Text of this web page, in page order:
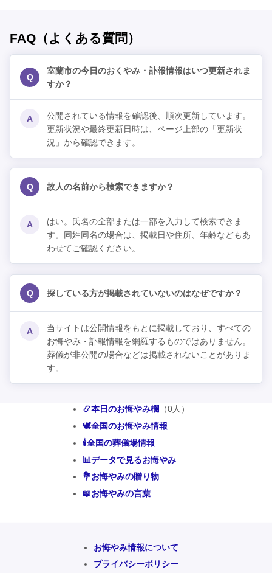
FAQ（よくある質問）
Q
室蘭市の今日のおくやみ・訃報情報はいつ更新されま
すか？
A
公開されている情報を確認後、順次更新しています。
更新状況や最終更新日時は、ページ上部の「更新状
況」から確認できます。
Q 故人の名前から検索できますか？
A
はい。氏名の全部または一部を入力して検索できま
す。同姓同名の場合は、掲載日や住所、年齢などもあ
わせてご確認ください。
Q 探している方が掲載されていないのはなぜですか？
A
当サイトは公開情報をもとに掲載しており、すべての
お悔やみ・訃報情報を網羅するものではありません。
葬儀が非公開の場合などは掲載されないことがありま
す。
📿本日のお悔やみ欄 （0人）
🕊️全国のお悔やみ情報
🕯️全国の葬儀場情報
📊データで見るお悔やみ
💐お悔やみの贈り物
📖お悔やみの言葉
お悔やみ情報について
プライバシーポリシー